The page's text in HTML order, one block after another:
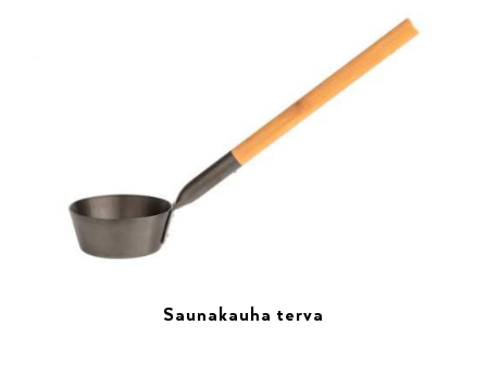
Saunakauha terva